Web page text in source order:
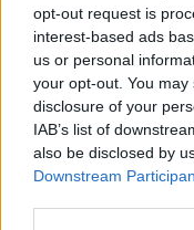
opt-out request is
interest-based ads
us or personal
your opt-out. You
disclosure of your
IAB’s list of
also be disclosed by
Downstream
Az 1848 és
Tiffany
fedezte fel New
később Tiffany
forgalmazójává
Európa-szerte
modernizmus
tekintettek rá.